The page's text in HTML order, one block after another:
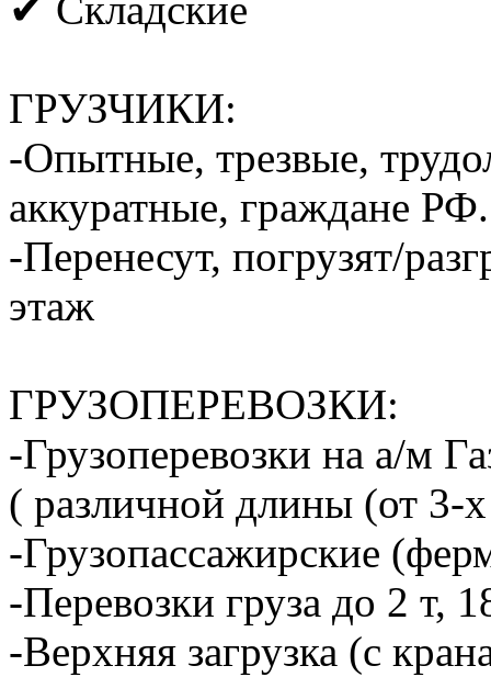
✔ Складские
ГРУЗЧИКИ:
-Опытные, трезвые,
аккуратные, граждане РФ.
-Перенесут, погрузят/
этаж
ГРУЗОПЕРЕВОЗКИ:
-Грузоперевозки на а/м
( различной длины (от 3-
-Грузопассажирские
-Перевозки груза до 2 т,
-Верхняя загрузка (с